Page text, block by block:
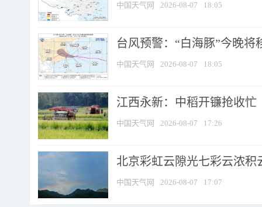
中国天气网 2026-08-07 18:05
台风预警：“白海豚”今晚将
中国天气网 2026-08-07 18:05
江西永新：中稻开镰抢收忙
中国天气网 2026-08-07 17:26
北京彩虹云隙光七彩云浓积
中国天气网 2026-08-07 17:07